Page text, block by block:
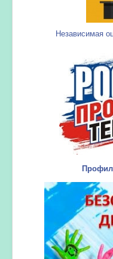
Независимая